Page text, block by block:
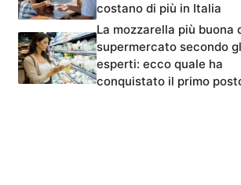
costano di più in Italia
La mozzarella più buona
supermercato secondo
esperti: ecco quale ha
conquistato il primo